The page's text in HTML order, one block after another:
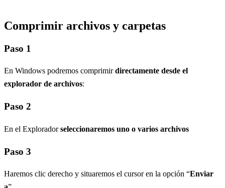
Comprimir archivos y carpetas
Paso 1
En Windows podremos comprimirdirectamente desde el
explorador de archivos:
Paso 2
En el Exploradorseleccionaremos uno o varios archivos
Paso 3
Haremos clic derecho y situaremos el cursor en la opción “Enviar